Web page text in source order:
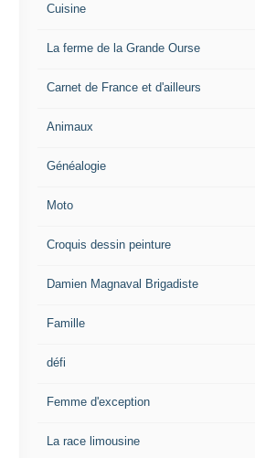
Cuisine
La ferme de la Grande Ourse
Carnet de France et d'ailleurs
Animaux
Généalogie
Moto
Croquis dessin peinture
Damien Magnaval Brigadiste
Famille
défi
Femme d'exception
La race limousine